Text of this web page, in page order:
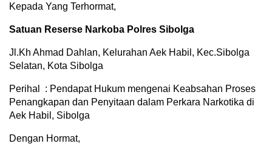
Kepada Yang Terhormat,
Satuan Reserse Narkoba Polres Sibolga
Jl.Kh Ahmad Dahlan, Kelurahan Aek Habil, Kec.Sibolga
Selatan, Kota Sibolga
Perihal : Pendapat Hukum mengenai Keabsahan Proses
Penangkapan dan Penyitaan dalam Perkara Narkotika di
Aek Habil, Sibolga
Dengan Hormat,